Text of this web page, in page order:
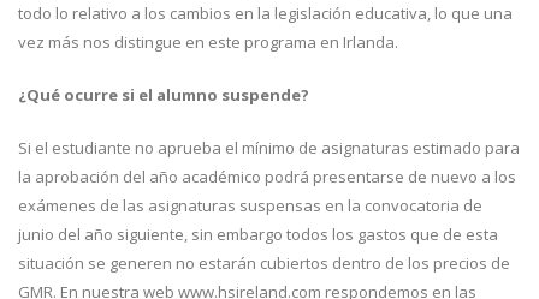
todo lo relativo a los cambios en la legislación educativa, lo que una
vez más nos distingue en este programa en Irlanda.
¿Qué ocurre si el alumno suspende?
Si el estudiante no aprueba el mínimo de asignaturas estimado para
la aprobación del año académico podrá presentarse de nuevo a los
exámenes de las asignaturas suspensas en la convocatoria de
junio del año siguiente, sin embargo todos los gastos que de esta
situación se generen no estarán cubiertos dentro de los precios de
GMR. En nuestra web www.hsireland.com respondemos en las